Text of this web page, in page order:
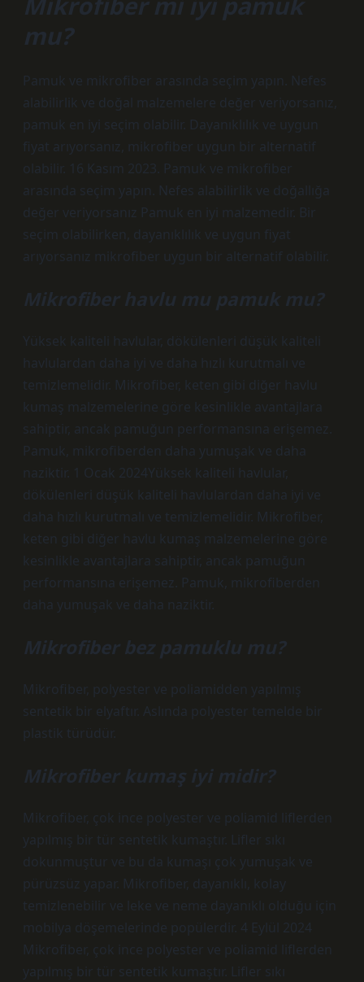
mu?
Pamuk ve mikrofiber arasında seçim yapın. Nefes
alabilirlik ve doğal malzemelere değer veriyorsanız,
pamuk en iyi seçim olabilir. Dayanıklılık ve uygun
fiyat arıyorsanız, mikrofiber uygun bir alternatif
olabilir. 16 Kasım 2023. Pamuk ve mikrofiber
arasında seçim yapın. Nefes alabilirlik ve doğallığa
değer veriyorsanız Pamuk en iyi malzemedir. Bir
seçim olabilirken, dayanıklılık ve uygun fiyat
arıyorsanız mikrofiber uygun bir alternatif olabilir.
Mikrofiber havlu mu pamuk mu?
Yüksek kaliteli havlular, dökülenleri düşük kaliteli
havlulardan daha iyi ve daha hızlı kurutmalı ve
temizlemelidir. Mikrofiber, keten gibi diğer havlu
kumaş malzemelerine göre kesinlikle avantajlara
sahiptir, ancak pamuğun performansına erişemez.
Pamuk, mikrofiberden daha yumuşak ve daha
naziktir. 1 Ocak 2024Yüksek kaliteli havlular,
dökülenleri düşük kaliteli havlulardan daha iyi ve
daha hızlı kurutmalı ve temizlemelidir. Mikrofiber,
keten gibi diğer havlu kumaş malzemelerine göre
kesinlikle avantajlara sahiptir, ancak pamuğun
performansına erişemez. Pamuk, mikrofiberden
daha yumuşak ve daha naziktir.
Mikrofiber bez pamuklu mu?
Mikrofiber, polyester ve poliamidden yapılmış
sentetik bir elyaftır. Aslında polyester temelde bir
plastik türüdür.
Mikrofiber kumaş iyi midir?
Mikrofiber, çok ince polyester ve poliamid liflerden
yapılmış bir tür sentetik kumaştır. Lifler sıkı
dokunmuştur ve bu da kumaşı çok yumuşak ve
pürüzsüz yapar. Mikrofiber, dayanıklı, kolay
temizlenebilir ve leke ve neme dayanıklı olduğu için
mobilya döşemelerinde popülerdir. 4 Eylül 2024
Mikrofiber, çok ince polyester ve poliamid liflerden
yapılmış bir tür sentetik kumaştır. Lifler sıkı